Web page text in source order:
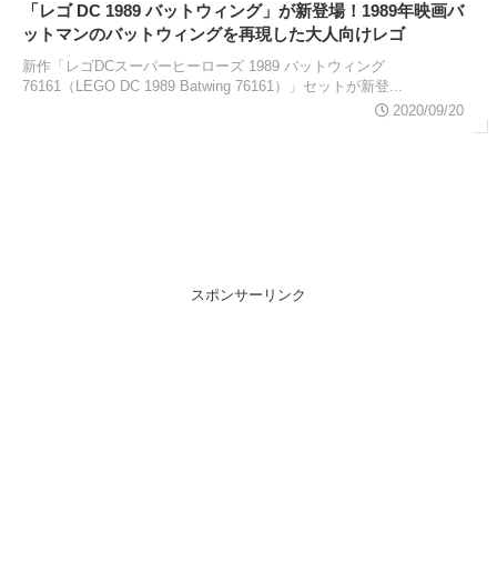
「レゴ DC 1989 バットウィング」が新登場！1989年映画バ
ットマンのバットウィングを再現した大人向けレゴ
新作「レゴDCスーパーヒーローズ 1989 バットウィング
76161（LEGO DC 1989 Batwing 76161）」セットが新登...
2020/09/20
スポンサーリンク